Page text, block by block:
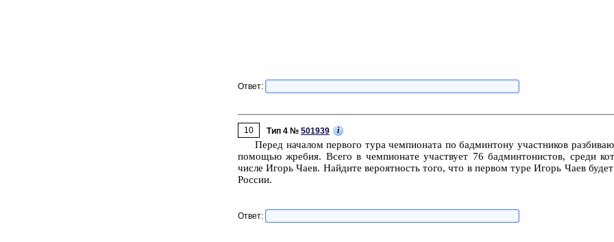
Ответ:
10 Тип 4 № 501939 i
Перед на­ча­лом пер­во­го тура чем­пи­о­на­та по бад­мин­то­ну участ­ни­ков
по­мо­щью жре­бия. Всего в чем­пи­о­на­те участ­ву­ет 76 бад­мин­то­ни­стов, среди
числе Игорь Чаев. Най­ди­те ве­ро­ят­ность того, что в пер­вом туре Игорь Чаев
Рос­сии.
Ответ: